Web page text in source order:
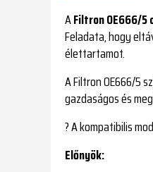
AFiltron OE666/
Feladata, hogy
élettartamot.
A Filtron OE666/5
gazdaságos és
? A kompatibilis
Előnyök: